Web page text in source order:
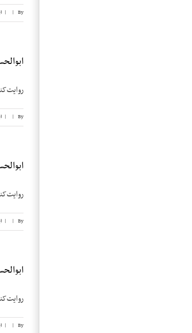
By
|
|
روایت‌کننده:
By
|
|
روایت‌کننده:
By
|
|
روایت‌کننده:
By
|
|